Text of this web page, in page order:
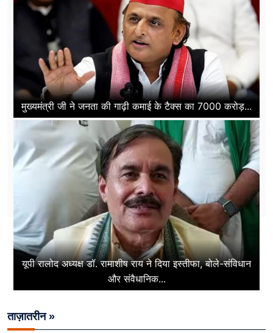
मुख्यमंत्री जी ने जनता की गाढ़ी कमाई के टैक्स का 7000 करोड़...
यूपी रालोद अध्यक्ष डॉ. रामाशीष राय ने दिया इस्तीफा, बोले-संविधान
और संवैधानिक...
ताज़ातरीन »